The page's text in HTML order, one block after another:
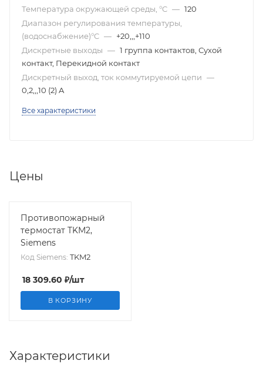
Температура окружающей среды, °C — 120
Диапазон регулирования температуры,
(водоснабжение)°C — +20,,,+110
Дискретные выходы — 1 группа контактов, Сухой
контакт, Перекидной контакт
Дискретный выход, ток коммутируемой цепи —
0,2,,,10 (2) A
Все характеристики
Цены
Противопожарный
термостат TKM2,
Siemens
Код Siemens: TKM2
18 309.60 ₽/шт
В КОРЗИНУ
Характеристики